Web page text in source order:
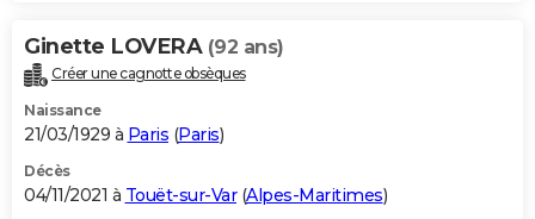
Ginette LOVERA (92 ans)
Créer une cagnotte obsèques
Naissance
21/03/1929 à Paris (Paris)
Décès
04/11/2021 à Touët-sur-Var(Alpes-Maritimes)